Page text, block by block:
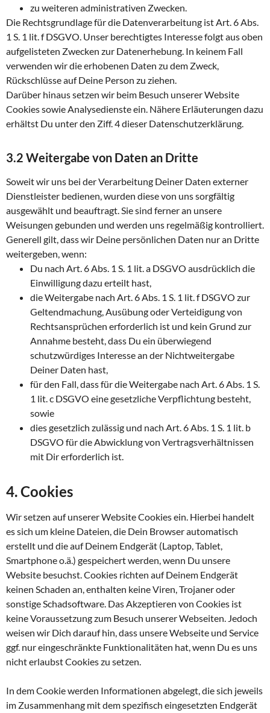
zu weiteren administrativen Zwecken.
Die Rechtsgrundlage für die Datenverarbeitung ist Art. 6 Abs.
1 S. 1 lit. f DSGVO. Unser berechtigtes Interesse folgt aus oben
aufgelisteten Zwecken zur Datenerhebung. In keinem Fall
verwenden wir die erhobenen Daten zu dem Zweck,
Rückschlüsse auf Deine Person zu ziehen.
Darüber hinaus setzen wir beim Besuch unserer Website
Cookies sowie Analysedienste ein. Nähere Erläuterungen dazu
erhältst Du unter den Ziff. 4 dieser Datenschutzerklärung.
3.2 Weitergabe von Daten an Dritte
Soweit wir uns bei der Verarbeitung Deiner Daten externer
Dienstleister bedienen, wurden diese von uns sorgfältig
ausgewählt und beauftragt. Sie sind ferner an unsere
Weisungen gebunden und werden uns regelmäßig kontrolliert.
Generell gilt, dass wir Deine persönlichen Daten nur an Dritte
weitergeben, wenn:
Du nach Art. 6 Abs. 1 S. 1 lit. a DSGVO ausdrücklich die
Einwilligung dazu erteilt hast,
die Weitergabe nach Art. 6 Abs. 1 S. 1 lit. f DSGVO zur
Geltendmachung, Ausübung oder Verteidigung von
Rechtsansprüchen erforderlich ist und kein Grund zur
Annahme besteht, dass Du ein überwiegend
schutzwürdiges Interesse an der Nichtweitergabe
Deiner Daten hast,
für den Fall, dass für die Weitergabe nach Art. 6 Abs. 1 S.
1 lit. c DSGVO eine gesetzliche Verpflichtung besteht,
sowie
dies gesetzlich zulässig und nach Art. 6 Abs. 1 S. 1 lit. b
DSGVO für die Abwicklung von Vertragsverhältnissen
mit Dir erforderlich ist.
4. Cookies
Wir setzen auf unserer Website Cookies ein. Hierbei handelt
es sich um kleine Dateien, die Dein Browser automatisch
erstellt und die auf Deinem Endgerät (Laptop, Tablet,
Smartphone o.ä.) gespeichert werden, wenn Du unsere
Website besuchst. Cookies richten auf Deinem Endgerät
keinen Schaden an, enthalten keine Viren, Trojaner oder
sonstige Schadsoftware. Das Akzeptieren von Cookies ist
keine Voraussetzung zum Besuch unserer Webseiten. Jedoch
weisen wir Dich darauf hin, dass unsere Webseite und Service
ggf. nur eingeschränkte Funktionalitäten hat, wenn Du es uns
nicht erlaubst Cookies zu setzen.
In dem Cookie werden Informationen abgelegt, die sich jeweils
im Zusammenhang mit dem spezifisch eingesetzten Endgerät